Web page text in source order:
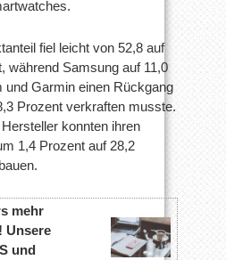
fiel leicht von 52,8 auf
während Samsung auf 11,0
und Garmin einen Rückgang
Prozent verkraften musste.
konnten ihren
1,4 Prozent auf 28,2
mehr
Unsere
und